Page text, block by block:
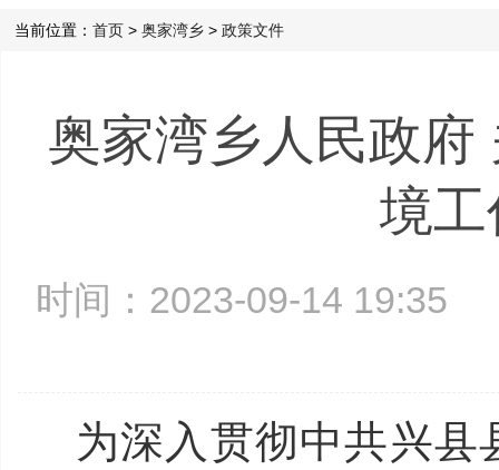
当前位置： 首页 > 奥家湾乡 > 政策文件
奥家湾乡人民政府
境
时间：2023-09-14
为深入贯彻中共兴县